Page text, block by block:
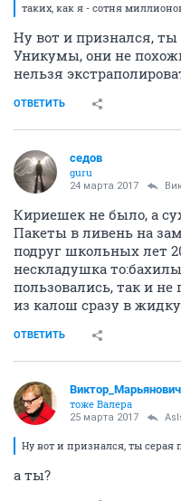
таких, как я - сотня
Ну вот и признался, ты
Уникумы, они не
нельзя
ОТВЕТИТЬ
седов
guru
24 марта 2017
Кириешек не было, а
Пакеты в ливень на
подруг школьных лет
нескладушка
пользовались, так и
из калош сразу в
ОТВЕТИТЬ
Виктор_Марьянович
тоже Валера
25 марта 2017
Ну вот и признался, ты серая
а ты?